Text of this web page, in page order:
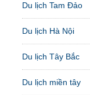
Du lịch Tam Đảo
Du lịch Hà Nội
Du lịch Tây Bắc
Du lịch miền tây